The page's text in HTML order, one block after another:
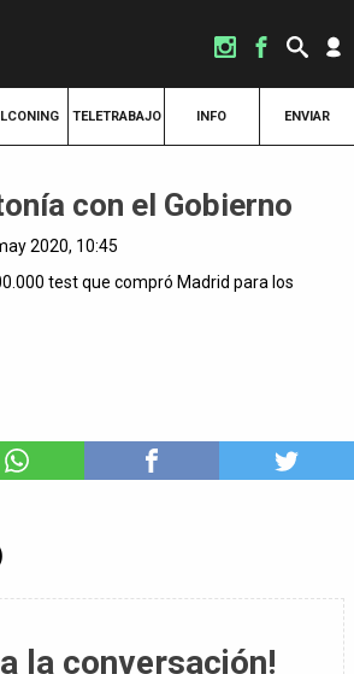
TELETRABAJO INFO ENVIAR
con el Gobierno
2020, 10:45
test que compró Madrid para los
a la conversación!